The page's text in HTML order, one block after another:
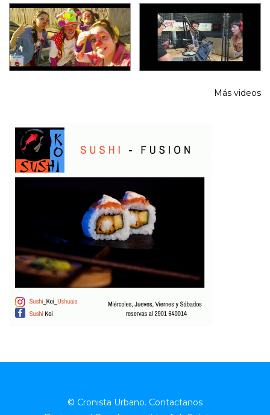
Más videos
© Cronista Urbano. Contactanos